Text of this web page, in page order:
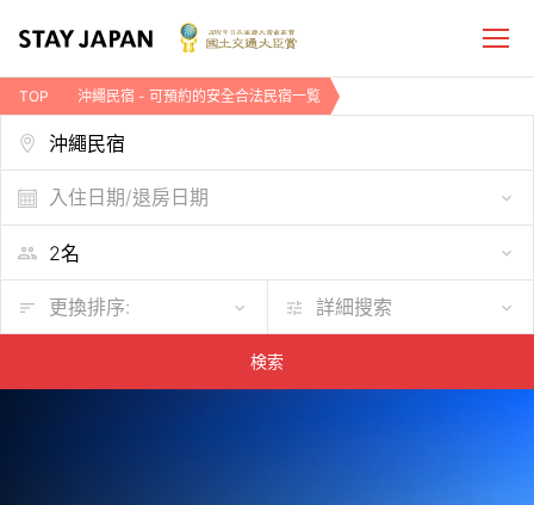
TOP 沖繩民宿 - 可預約的安全合法民宿一覧
入住日期/退房日期
更換排序: 詳細搜索
検索